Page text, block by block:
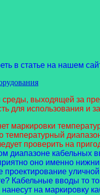
в статье на
выходящей за
для использования и
маркировки
температурный
проверить на
диапазоне кабельных
оно именно
проектирование
Кабельные вводы то
на маркировку